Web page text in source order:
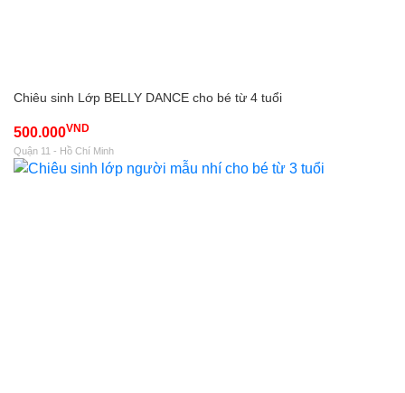
Chiêu sinh Lớp BELLY DANCE cho bé từ 4 tuổi
500.000VND
Quận 11 - Hồ Chí Minh